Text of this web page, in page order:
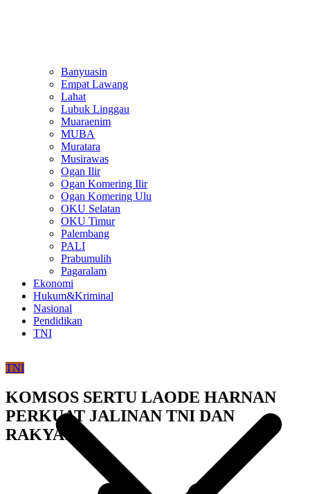
Banyuasin
Empat Lawang
Lahat
Lubuk Linggau
Muaraenim
MUBA
Muratara
Musirawas
Ogan Ilir
Ogan Komering Ilir
Ogan Komering Ulu
OKU Selatan
OKU Timur
Palembang
PALI
Prabumulih
Pagaralam
Ekonomi
Hukum&Kriminal
Nasional
Pendidikan
TNI
TNI
KOMSOS SERTU LAODE HARNAN
PERKUAT JALINAN TNI DAN
RAKYAT